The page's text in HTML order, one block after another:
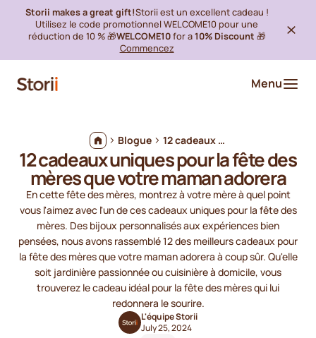
Storii makes a great gift!Storii est un excellent cadeau !
Utilisez le code promotionnel WELCOME10 pour une
réduction de 10 % 🎁WELCOME10for a10% Discount 🎁
Commencez
Menu
Blogue 12 cadeaux uniques pour la fête des mères que votre maman adorera
12 cadeaux uniques pour la fête des
mères que votre maman adorera
En cette fête des mères, montrez à votre mère à quel point
vous l'aimez avec l'un de ces cadeaux uniques pour la fête des
mères. Des bijoux personnalisés aux expériences bien
pensées, nous avons rassemblé 12 des meilleurs cadeaux pour
la fête des mères que votre maman adorera à coup sûr. Qu'elle
soit jardinière passionnée ou cuisinière à domicile, vous
trouverez le cadeau idéal pour la fête des mères qui lui
redonnera le sourire.
L'équipe Storii
July 25, 2024